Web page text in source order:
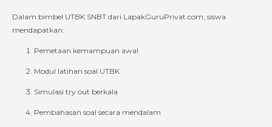
Dalam bimbel UTBK SNBT dari LapakGuruPrivat.com, siswa
mendapatkan:
Pemetaan kemampuan awal
Modul latihan soal UTBK
Simulasi try out berkala
Pembahasan soal secara mendalam